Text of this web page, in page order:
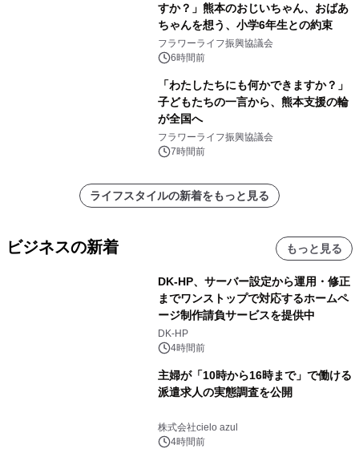
すか？」熊本のおじいちゃん、おばあ
ちゃんを想う、小学6年生との約束
フラワーライフ振興協議会
6時間前
「わたしたちにも何かできますか？」
子どもたちの一言から、熊本支援の輪
が全国へ
フラワーライフ振興協議会
7時間前
ライフスタイルの新着をもっと見る
ビジネスの新着 もっと見る
DK-HP、サーバー設定から運用・修正
までワンストップで対応するホームペ
ージ制作請負サービスを提供中
DK-HP
4時間前
主婦が「10時から16時まで」で働ける
派遣求人の実態調査を公開
株式会社cielo azul
4時間前